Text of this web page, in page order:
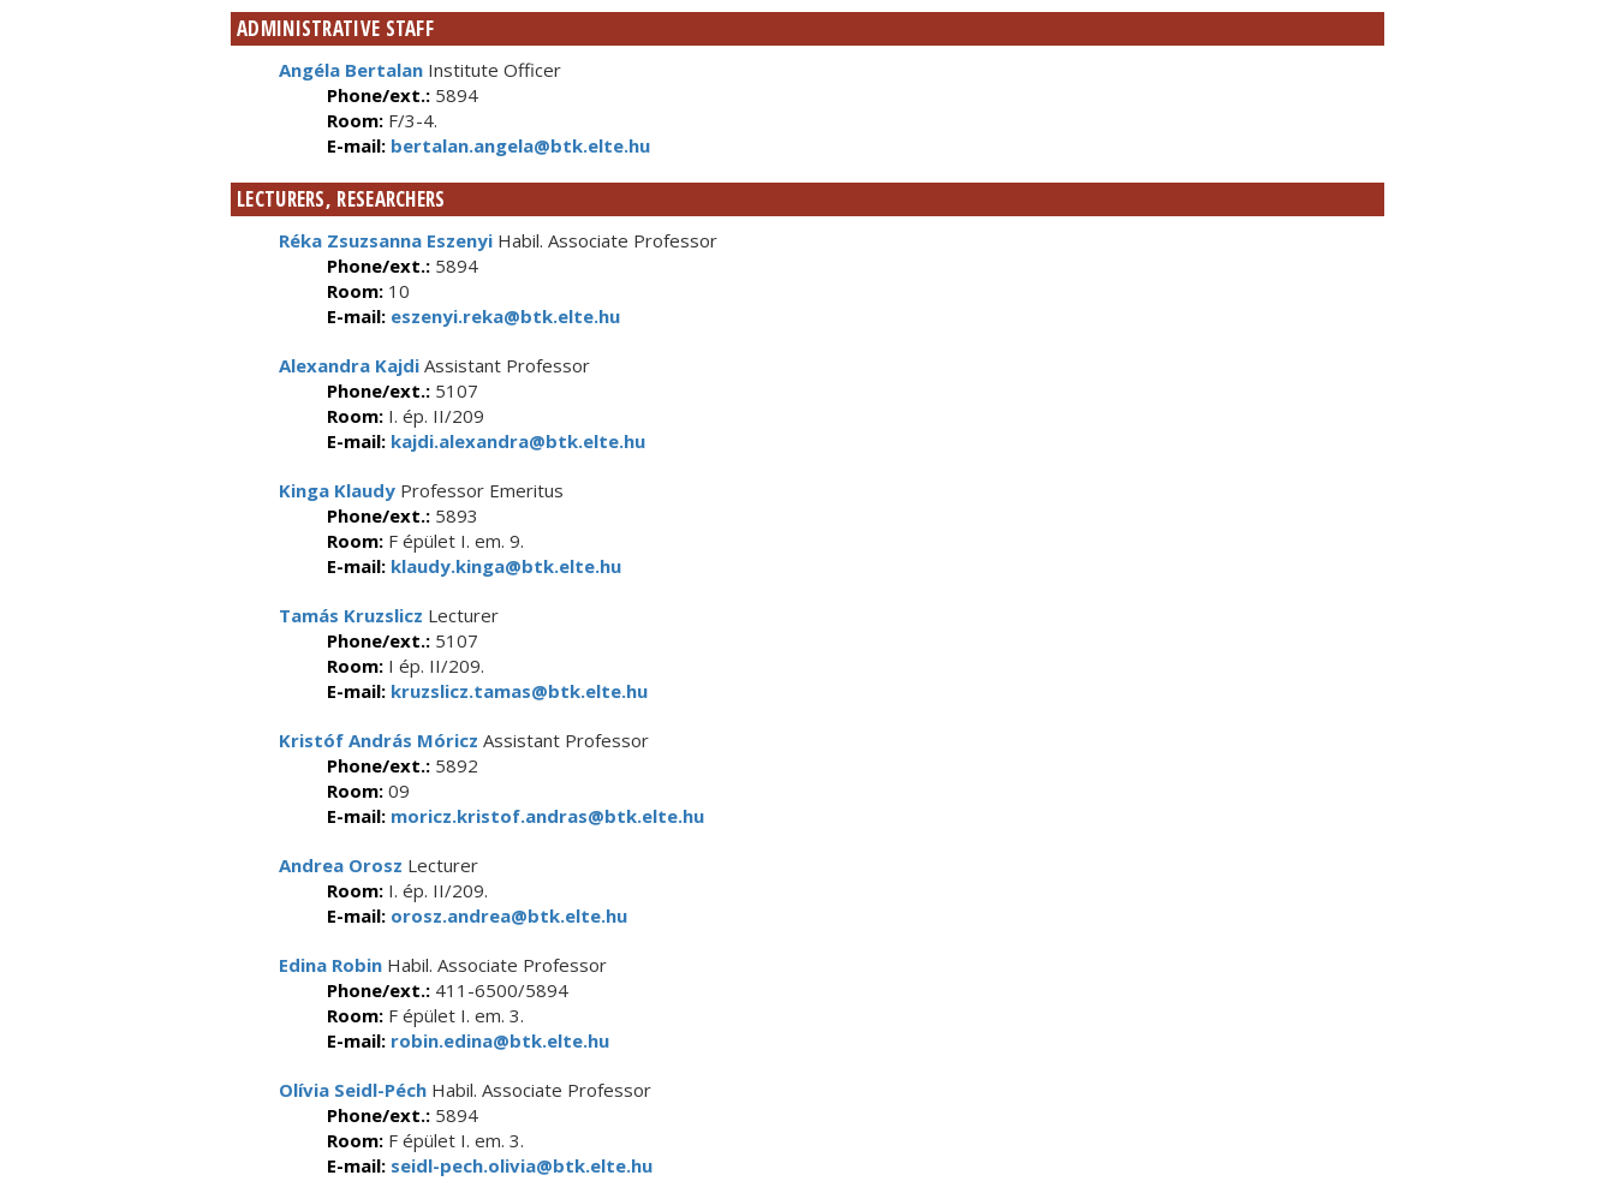
ADMINISTRATIVE STAFF
Angéla Bertalan Institute Officer
Phone/ext.: 5894
Room: F/3-4.
E-mail: bertalan.angela@btk.elte.hu
LECTURERS, RESEARCHERS
Réka Zsuzsanna Eszenyi Habil. Associate Professor
Phone/ext.: 5894
Room: 10
E-mail: eszenyi.reka@btk.elte.hu
Alexandra Kajdi Assistant Professor
Phone/ext.: 5107
Room: I. ép. II/209
E-mail: kajdi.alexandra@btk.elte.hu
Kinga Klaudy Professor Emeritus
Phone/ext.: 5893
Room: F épület I. em. 9.
E-mail: klaudy.kinga@btk.elte.hu
Tamás Kruzslicz Lecturer
Phone/ext.: 5107
Room: I ép. II/209.
E-mail: kruzslicz.tamas@btk.elte.hu
Kristóf András Móricz Assistant Professor
Phone/ext.: 5892
Room: 09
E-mail: moricz.kristof.andras@btk.elte.hu
Andrea Orosz Lecturer
Room: I. ép. II/209.
E-mail: orosz.andrea@btk.elte.hu
Edina Robin Habil. Associate Professor
Phone/ext.: 411-6500/5894
Room: F épület I. em. 3.
E-mail: robin.edina@btk.elte.hu
Olívia Seidl-Péch Habil. Associate Professor
Phone/ext.: 5894
Room: F épület I. em. 3.
E-mail: seidl-pech.olivia@btk.elte.hu